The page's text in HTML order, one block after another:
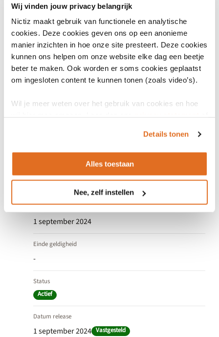
Wij vinden jouw privacy belangrijk
Nictiz maakt gebruik van functionele en analytische
cookies. Deze cookies geven ons op een anonieme
manier inzichten in hoe onze site presteert. Deze cookies
kunnen ons helpen om onze website elke dag een beetje
beter te maken. Ook worden er soms cookies geplaatst
om ingesloten content te kunnen tonen (zoals video’s).
Wil je meer weten over het gebruik van cookies en hoe
Details tonen
Alles toestaan
Nee, zelf instellen
door patiënt 2.0.39
Algemeen
Major
Ingang geldigheid
1 september 2024
Einde geldigheid
-
Status
Actief
Datum release
1 september 2024 Vastgesteld